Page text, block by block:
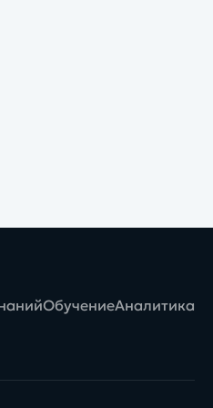
ОбучениеАналитика